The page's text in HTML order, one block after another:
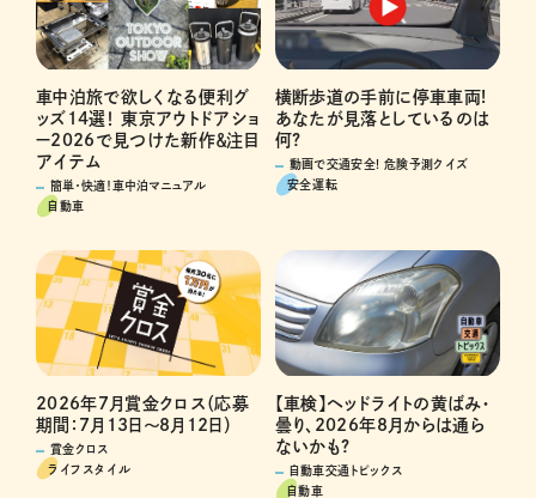
車中泊旅で欲しくなる便利グ
ッズ14選！ 東京アウトドアショ
ー2026で見つけた新作＆注目
アイテム
簡単・快適！車中泊マニュアル
自動車
横断歩道の手前に停車車両!
あなたが見落としているのは
何?
動画で交通安全! 危険予測クイズ
安全運転
2026年7月賞金クロス（応募
期間：7月13日～8月12日）
賞金クロス
ライフスタイル
【車検】ヘッドライトの黄ばみ・
曇り、2026年8月からは通ら
ないかも?
自動車交通トピックス
自動車